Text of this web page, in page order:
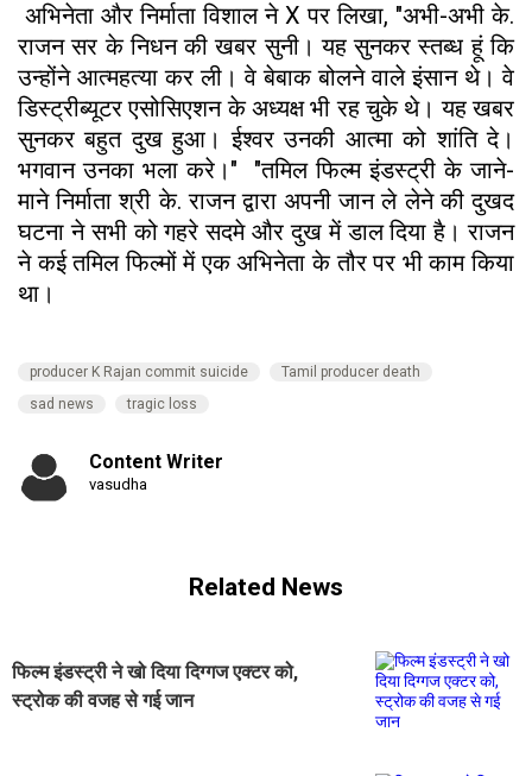
अभिनेता और निर्माता विशाल ने X पर लिखा, "अभी-अभी के.
राजन सर के निधन की खबर सुनी। यह सुनकर स्तब्ध हूं कि
उन्होंने आत्महत्या कर ली। वे बेबाक बोलने वाले इंसान थे। वे
डिस्ट्रीब्यूटर एसोसिएशन के अध्यक्ष भी रह चुके थे। यह खबर
सुनकर बहुत दुख हुआ। ईश्वर उनकी आत्मा को शांति दे।
भगवान उनका भला करे।" "तमिल फिल्म इंडस्ट्री के जाने-
माने निर्माता श्री के. राजन द्वारा अपनी जान ले लेने की दुखद
घटना ने सभी को गहरे सदमे और दुख में डाल दिया है। राजन
ने कई तमिल फिल्मों में एक अभिनेता के तौर पर भी काम किया
था।
producer K Rajan commit suicide
Tamil producer death
sad news
tragic loss
Content Writer
vasudha
Related News
फिल्म इंडस्ट्री ने खो दिया दिग्गज एक्टर को,
स्ट्रोक की वजह से गई जान